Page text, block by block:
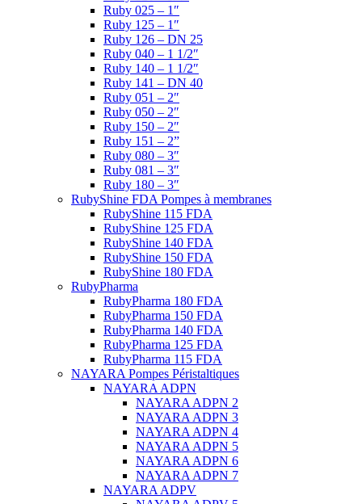
Ruby 025 – 1″
Ruby 125 – 1″
Ruby 126 – DN 25
Ruby 040 – 1 1/2″
Ruby 140 – 1 1/2″
Ruby 141 – DN 40
Ruby 051 – 2″
Ruby 050 – 2″
Ruby 150 – 2″
Ruby 151 – 2”
Ruby 080 – 3″
Ruby 081 – 3″
Ruby 180 – 3″
RubyShine FDA Pompes à membranes
RubyShine 115 FDA
RubyShine 125 FDA
RubyShine 140 FDA
RubyShine 150 FDA
RubyShine 180 FDA
RubyPharma
RubyPharma 180 FDA
RubyPharma 150 FDA
RubyPharma 140 FDA
RubyPharma 125 FDA
RubyPharma 115 FDA
NAYARA Pompes Péristaltiques
NAYARA ADPN
NAYARA ADPN 2
NAYARA ADPN 3
NAYARA ADPN 4
NAYARA ADPN 5
NAYARA ADPN 6
NAYARA ADPN 7
NAYARA ADPV